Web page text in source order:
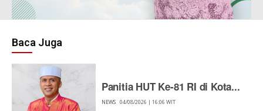
Baca Juga
Panitia HUT Ke-81 RI di Kota...
NEWS 04/08/2026 | 16:06 WIT